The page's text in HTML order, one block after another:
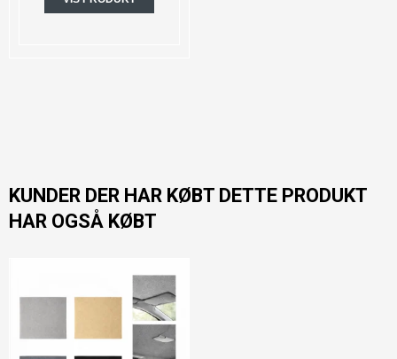
KUNDER DER HAR KØBT DETTE PRODUKT
HAR OGSÅ KØBT